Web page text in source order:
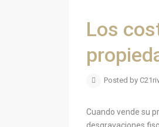
Los
Posted by
Cuando vende su